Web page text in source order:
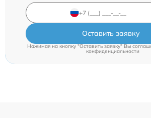
Оставить заявку
Нажимая на кнопку "Оставить заявку" Вы
конфиденциальности